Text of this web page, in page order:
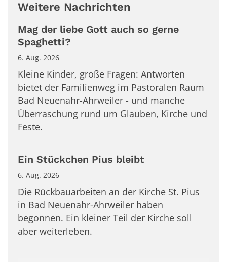
Weitere Nachrichten
Mag der liebe Gott auch so gerne
Spaghetti?
6. Aug. 2026
Kleine Kinder, große Fragen: Antworten
bietet der Familienweg im Pastoralen Raum
Bad Neuenahr-Ahrweiler - und manche
Überraschung rund um Glauben, Kirche und
Feste.
Ein Stückchen Pius bleibt
6. Aug. 2026
Die Rückbauarbeiten an der Kirche St. Pius
in Bad Neuenahr-Ahrweiler haben
begonnen. Ein kleiner Teil der Kirche soll
aber weiterleben.